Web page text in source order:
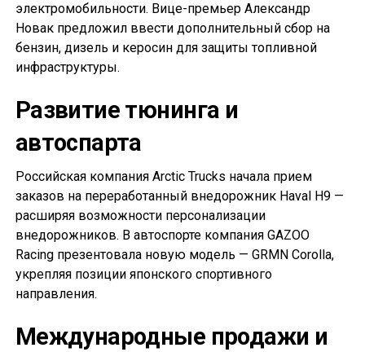
электромобильности. Вице-премьер Александр
Новак предложил ввести дополнительный сбор на
бензин, дизель и керосин для защиты топливной
инфраструктуры.
Развитие тюнинга и
автоспарта
Российская компания Arctic Trucks начала прием
заказов на переработанный внедорожник Haval H9 —
расширяя возможности персонализации
внедорожников. В автоспорте компания GAZOO
Racing презентовала новую модель — GRMN Corolla,
укрепляя позиции японского спортивного
направления.
Международные продажи и